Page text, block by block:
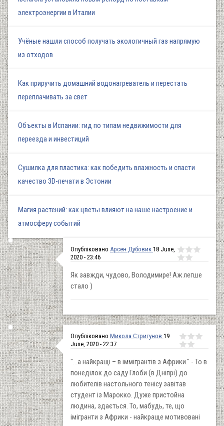
электроэнергии в Италии
Учёные нашли способ получать экологичный газ напрямую
из отходов
Как приручить домашний водонагреватель и перестать
переплачивать за свет
Объекты в Испании: гид по типам недвижимости для
переезда и инвестиций
Сушилка для пластика: как победить влажность и спасти
качество 3D-печати в Эстонии
Магия растений: как цветы влияют на наше настроение и
атмосферу событий
Опубліковано Арсен Дубовик 18 June,
2020 - 23:46
Як завжди, чудово, Володимире! Аж легше
стало )
Опубліковано Микола Стригунов 19
June, 2020 - 22:37
"...а найкращі – в іммігрантів з Африки." - То в
понеділок до саду Глоби (в Дніпрі) до
любителів настольного тенісу завітав
студент із Марокко. Дуже пристойна
людина, здається. То, мабудь, те, що
імігранти з Африки - найкраще мотивовані